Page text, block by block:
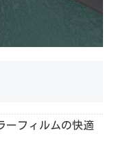
ーフィルムの快適